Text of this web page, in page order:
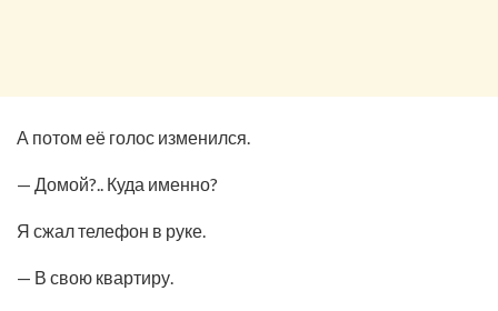
А потом её голос изменился.
— Домой?.. Куда именно?
Я сжал телефон в руке.
— В свою квартиру.